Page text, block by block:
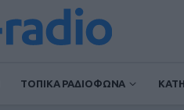
ΤΟΠΙΚΑ ΡΑΔΙΟΦΩΝΑ